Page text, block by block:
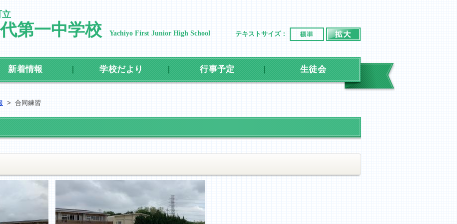
立
第一中学校 Yachiyo First Junior High School テキストサイズ： 標準
新着情報 学校だより 行事予定 生徒会
> 合同練習